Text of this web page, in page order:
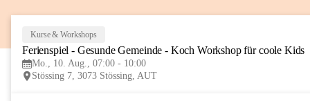
Kurse & Workshops
Ferienspiel - Gesunde Gemeinde - Koch Workshop für coole Kids
Mo., 10. Aug., 07:00 - 10:00
Stössing 7, 3073 Stössing, AUT